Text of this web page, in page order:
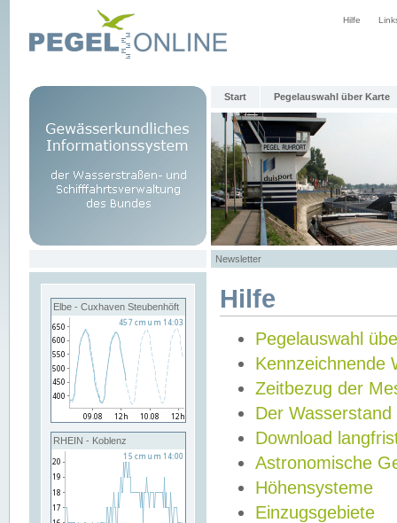
Hilfe
Start Pegelauswahl über Karte
Newsletter
Elbe - Cuxhaven Steubenhöft
RHEIN - Koblenz
Hilfe
Pegelauswahl
Kennzeichnende
Zeitbezug der
Der Wasserstand
Download
Astronomische
Höhensysteme
Einzugsgebiete